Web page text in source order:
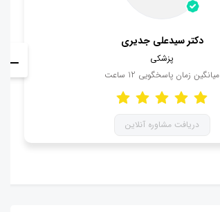
دکتر سیدعلی جدیری
پزشکی
میانگین زمان پاسخگویی 12 ساعت
دریافت مشاوره آنلاین